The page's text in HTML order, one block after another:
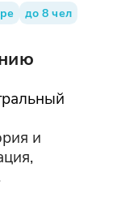
до 8 чел
и